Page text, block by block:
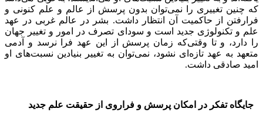
که چنین تغییری را نمی‌توان بدون پرسش از عالم و علم کنونی و
فرارفتن از حاکمیت آن انتظار داشت. بشر در عالم غربی در عهد
علم و تکنولوژی جدید است و سودای تصرف در امور و تغییر جهان
را دارد، و تا وقتی‌که زمان پرسش از این عهد فرا نرسد و آدمی
متعهد به عهد تازه‌ای نشود، نمی‌توان به تغییر بنیادین نسبت‌های او
امید صادقی داشت.
جایگاه تفکر در امکان پرسش و فراروی از حقیقت علم جدید